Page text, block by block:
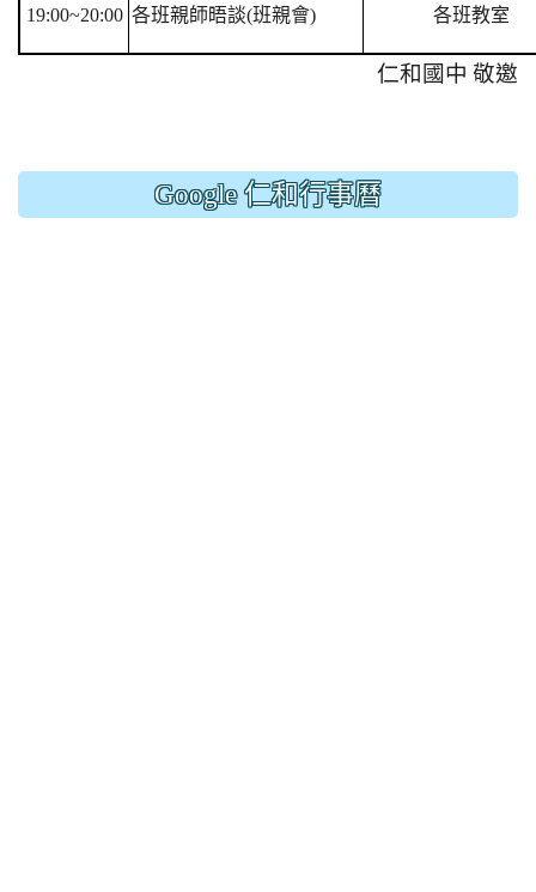
19:00~20:00 各班親師晤談(班親會) 各班教室
仁和國中 敬邀
Google 仁和行事曆